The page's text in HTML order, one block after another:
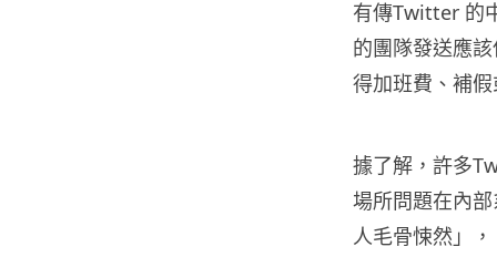
有傳Twitter 的
的團隊發送應
得加班費、補
據了解，許多
場所問題在內
人毛骨悚然」